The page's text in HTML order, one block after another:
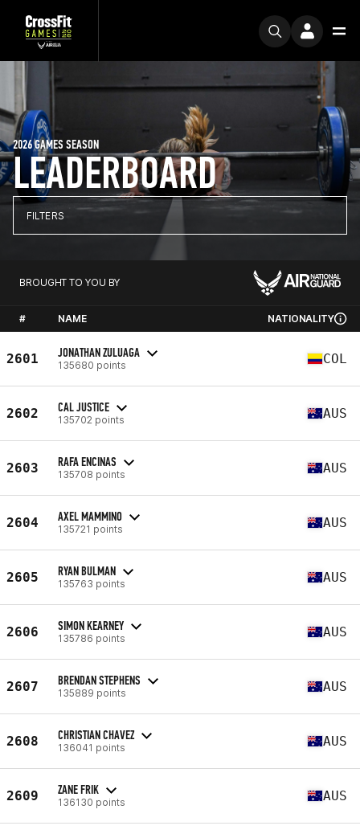
LEADERBOARD
2026 GAMES SEASON
FILTERS
BROUGHT TO YOU BY
# NAME NATIONALITY
2601 JONATHAN ZULUAGA
135680 points COL
2602 CAL JUSTICE
135702 points AUS
2603 RAFA ENCINAS
135708 points AUS
2604 AXEL MAMMINO
135721 points AUS
2605 RYAN BULMAN
135763 points AUS
2606 SIMON KEARNEY
135786 points AUS
2607 BRENDAN STEPHENS
135889 points AUS
2608 CHRISTIAN CHAVEZ
136041 points AUS
2609 ZANE FRIK
136130 points AUS